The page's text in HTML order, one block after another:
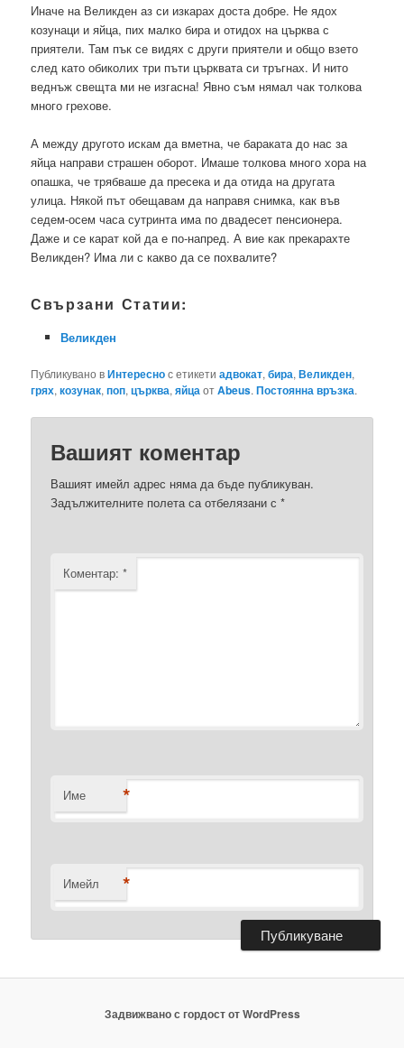
Иначе на Великден аз си изкарах доста добре. Не ядох
козунаци и яйца, пих малко бира и отидох на църква с
приятели. Там пък се видях с други приятели и общо взето
след като обиколих три пъти църквата си тръгнах. И нито
веднъж свещта ми не изгасна! Явно съм нямал чак толкова
много грехове.
А между другото искам да вметна, че бараката до нас за
яйца направи страшен оборот. Имаше толкова много хора на
опашка, че трябваше да пресека и да отида на другата
улица. Някой път обещавам да направя снимка, как във
седем-осем часа сутринта има по двадесет пенсионера.
Даже и се карат кой да е по-напред. А вие как прекарахте
Великден? Има ли с какво да се похвалите?
Свързани Статии:
Великден
Публикувано вИнтереснос етикетиадвокат,бира,Великден,
грях,козунак,поп,църква,яйцаотAbeus.Постоянна връзка.
Вашият коментар
Вашият имейл адрес няма да бъде публикуван.
Задължителните полета са отбелязани с*
Коментар:*
Име *
Имейл *
Задвижвано с гордост от WordPress